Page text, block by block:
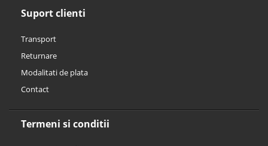
Suport clienti
Transport
Returnare
Modalitati de plata
Contact
Termeni si conditii